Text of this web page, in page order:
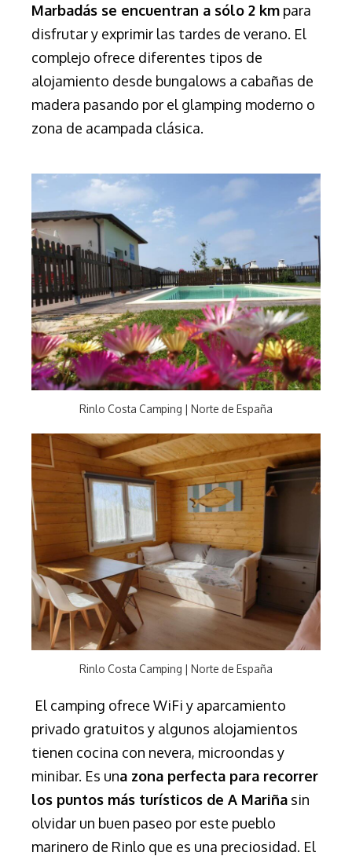
Marbadás se encuentran a sólo 2 km para
disfrutar y exprimir las tardes de verano. El
complejo ofrece diferentes tipos de
alojamiento desde bungalows a cabañas de
madera pasando por el glamping moderno o
zona de acampada clásica.
Rinlo Costa Camping | Norte de España
Rinlo Costa Camping | Norte de España
El camping ofrece WiFi y aparcamiento
privado gratuitos y algunos alojamientos
tienen cocina con nevera, microondas y
minibar. Es una zona perfecta para recorrer
los puntos más turísticos de A Mariña sin
olvidar un buen paseo por este pueblo
marinero de Rinlo que es una preciosidad. El